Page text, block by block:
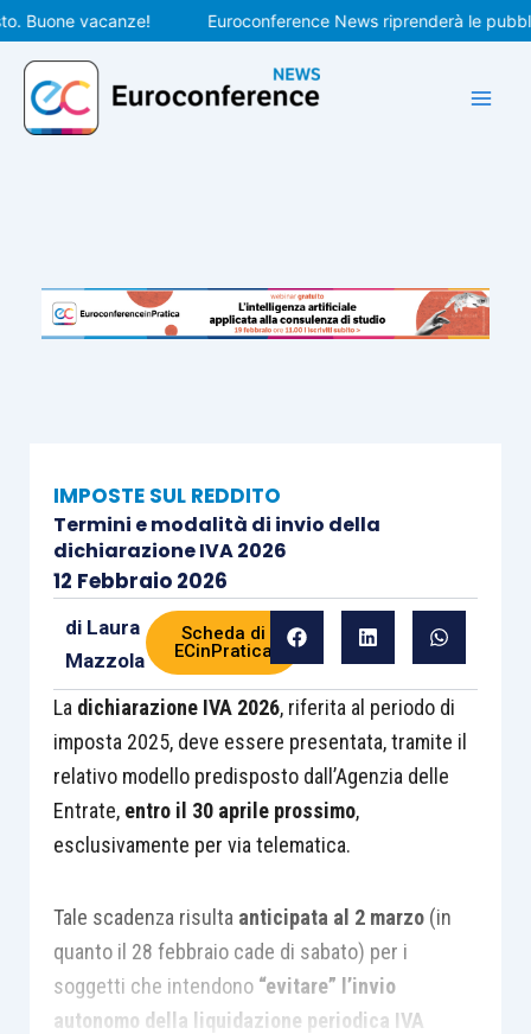
Vai
al
contenuto
vacanze! Euroconference News riprenderà le
IMPOSTE SUL REDDITO
Termini e modalità di invio della
dichiarazione IVA 2026
12 Febbraio 2026
di Laura
Mazzola
Scheda di
ECinPratica
La dichiarazione IVA 2026, riferita al periodo di
imposta 2025, deve essere presentata, tramite il
relativo modello predisposto dall’Agenzia delle
Entrate, entro il 30 aprile prossimo,
esclusivamente per via telematica.
Tale scadenza risulta anticipata al 2 marzo(in
quanto il 28 febbraio cade di sabato) per i
soggetti che intendono “evitare” l’invio
autonomo della liquidazione periodica IVA